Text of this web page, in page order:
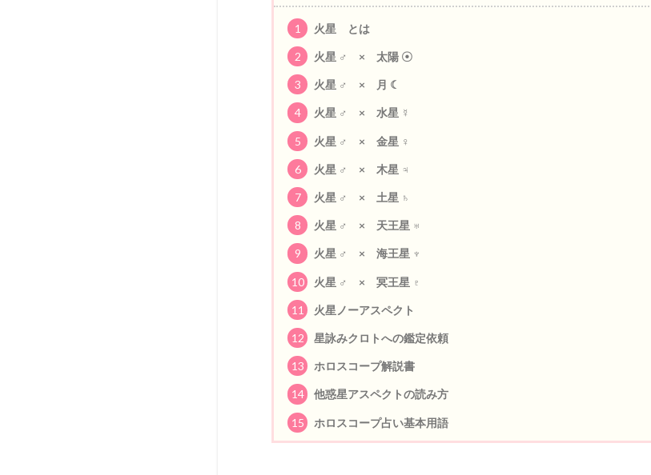
1 火星 とは
2 火星 ♂ × 太陽 ☉
3 火星 ♂ × 月 ☾
4 火星 ♂ × 水星 ☿
5 火星 ♂ × 金星 ♀
6 火星 ♂ × 木星 ♃
7 火星 ♂ × 土星 ♄
8 火星 ♂ × 天王星 ♅
9 火星 ♂ × 海王星 ♆
10 火星 ♂ × 冥王星 ♇
11 火星ノーアスペクト
12 星詠みクロトへの鑑定依頼
13 ホロスコープ解説書
14 他惑星アスペクトの読み方
15 ホロスコープ占い基本用語